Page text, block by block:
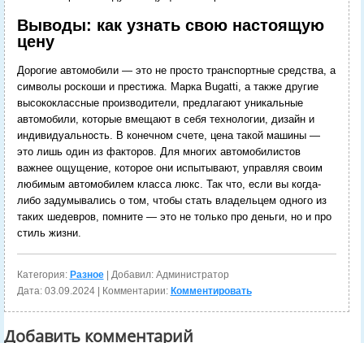
Выводы: как узнать свою настоящую
цену
Дорогие автомобили — это не просто транспортные средства, а
символы роскоши и престижа. Марка Bugatti, а также другие
высококлассные производители, предлагают уникальные
автомобили, которые вмещают в себя технологии, дизайн и
индивидуальность. В конечном счете, цена такой машины —
это лишь один из факторов. Для многих автомобилистов
важнее ощущение, которое они испытывают, управляя своим
любимым автомобилем класса люкс. Так что, если вы когда-
либо задумывались о том, чтобы стать владельцем одного из
таких шедевров, помните — это не только про деньги, но и про
стиль жизни.
Категория: Разное| Добавил: Администратор
Дата: 03.09.2024| Комментарии: Комментировать
Добавить комментарий